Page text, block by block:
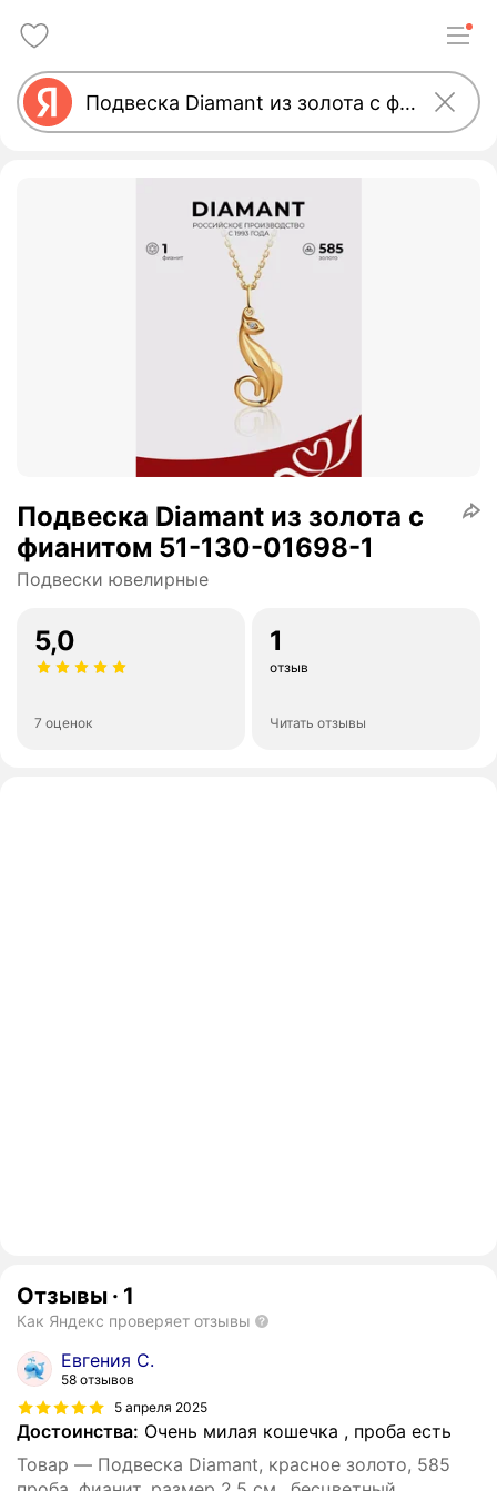
Подвеска Diamant из золота с
фианитом 51-130-01698-1
Подвески ювелирные
5,0
7 оценок
1
отзыв
Читать отзывы
Отзывы · 1
Как Яндекс проверяет отзывы
Евгения С.
58 отзывов
5 апреля 2025
Достоинства: Очень милая кошечка , проба есть
Товар — Подвеска Diamant, красное золото, 585